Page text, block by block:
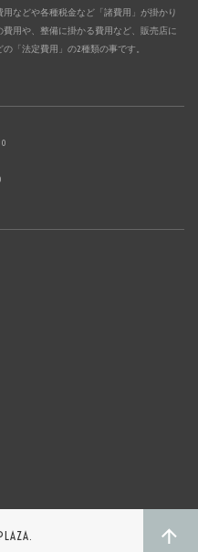
などや各種税金など「諸費用」が掛かり
用や、整備に掛かる費用など、販売店に
「法定費用」の2種類の事です。